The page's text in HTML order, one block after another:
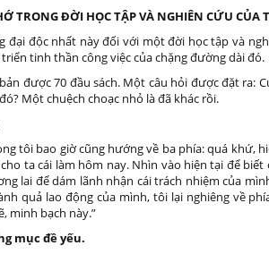
TRONG ĐỜI HỌC TẬP VÀ NGHIÊN CỨU CỦA
đại độc nhất này đối với một đời học tập và
tinh thần công việc của chặng đường dài đó.
được 70 đầu sách. Một câu hỏi được đặt ra:
Một chuệch choạc nhỏ là đã khác rồi.
tôi bao giờ cũng hướng về ba phía: quá khứ,
ta cái làm hôm nay. Nhìn vào hiện tại để
lai để dám lãnh nhận cái trách nhiệm của
quả lao động của mình, tôi lại nghiêng về
minh bạch này.”
mục đề yếu.